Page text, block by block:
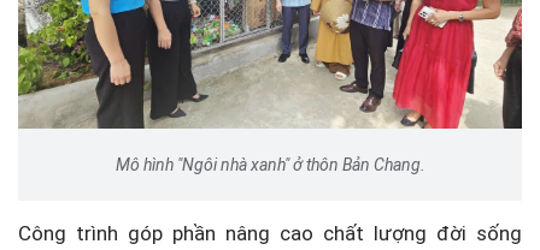
Mô hình "Ngôi nhà xanh" ở thôn Bản Chang.
Công trình góp phần nâng cao chất lượng đời sống